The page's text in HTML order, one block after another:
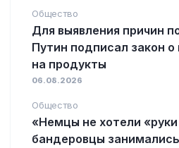
Общество
Для выявления причин
Путин подписал закон
на продукты
06.08.2026
Общество
«Немцы не хотели
бандеровцы